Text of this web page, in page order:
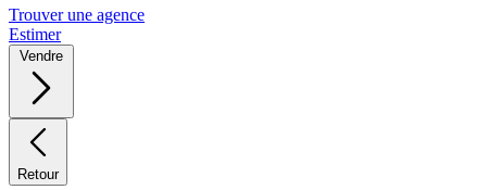
Trouver une agence
Estimer
Vendre
Retour